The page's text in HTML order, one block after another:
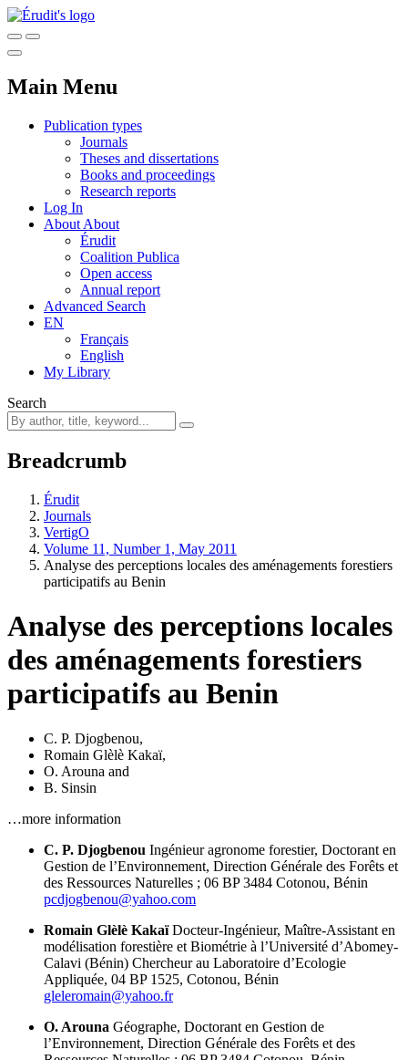
Main Menu
Publication types
Journals
Theses and dissertations
Books and proceedings
Research reports
Log In
About About
Érudit
Coalition Publica
Open access
Annual report
Advanced Search
EN
Français
English
My Library
Search
Breadcrumb
Érudit
Journals
VertigO
Volume 11, Number 1, May 2011
Analyse des perceptions locales des aménagements forestiers
participatifs au Benin
Analyse des perceptions locales
des aménagements forestiers
participatifs au Benin
C. P. Djogbenou,
Romain Glèlè Kakaï,
O. Arouna and
B. Sinsin
…more information
C. P. Djogbenou Ingénieur agronome forestier, Doctorant en
Gestion de l’Environnement, Direction Générale des Forêts et
des Ressources Naturelles ; 06 BP 3484 Cotonou, Bénin
pcdjogbenou@yahoo.com
Romain Glèlè Kakaï Docteur-Ingénieur, Maître-Assistant en
modélisation forestière et Biométrie à l’Université d’Abomey-
Calavi (Bénin) Chercheur au Laboratoire d’Ecologie
Appliquée, 04 BP 1525, Cotonou, Bénin
gleleromain@yahoo.fr
O. Arouna Géographe, Doctorant en Gestion de
l’Environnement, Direction Générale des Forêts et des